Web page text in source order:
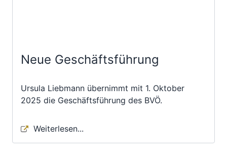
Neue Geschäftsführung
Ursula Liebmann übernimmt mit 1. Oktober
2025 die Geschäftsführung des BVÖ.
Weiterlesen...